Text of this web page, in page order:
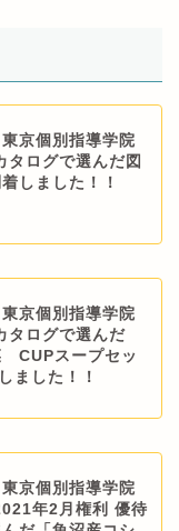
東京個別指導学院
タログで選んだ図
しました！！
東京個別指導学院
タログで選んだ
CUPスープセッ
ました！！
東京個別指導学院
年2月権利 優待